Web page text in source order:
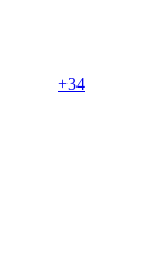
+34